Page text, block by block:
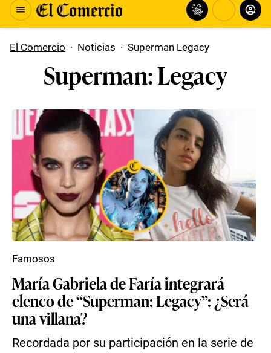
El Comercio · Noticias · Superman Legacy
Superman: Legacy
María Gabriela de Faría integrará
elenco de “Superman: Legacy”: ¿Será
una villana?
Recordada por su participación en la serie de
Famosos